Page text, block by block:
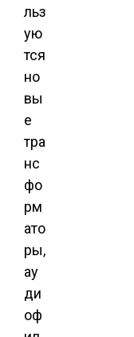
льз
ую
тся
но
вы
е
тра
нс
фо
рм
ато
ры,
ау
ди
оф